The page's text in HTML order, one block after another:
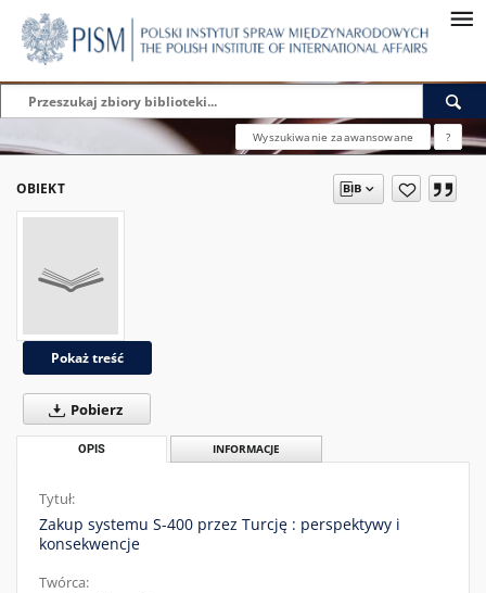
Wyszukiwanie zaawansowane ?
OBIEKT
Pokaż treść
Pobierz
OPIS INFORMACJE
Tytuł:
Zakup systemu S-400 przez Turcję : perspektywy i
konsekwencje
Twórca: